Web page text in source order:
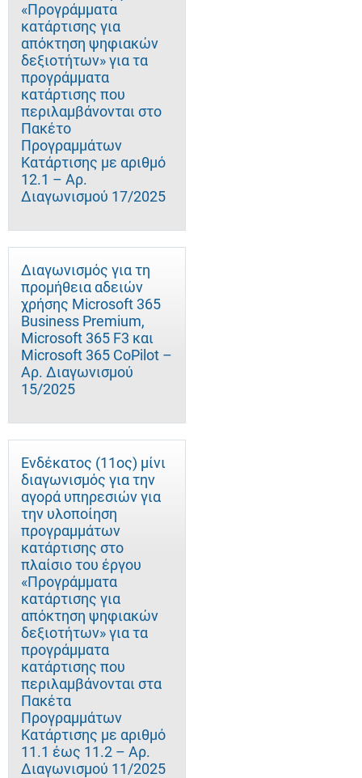
«Προγράμματα
κατάρτισης για
απόκτηση ψηφιακών
δεξιοτήτων» για τα
προγράμματα
κατάρτισης που
περιλαμβάνονται στο
Πακέτο
Προγραμμάτων
Κατάρτισης με αριθμό
12.1 – Αρ.
Διαγωνισμού 17/2025
Διαγωνισμός για τη
προμήθεια αδειών
χρήσης Microsoft 365
Business Premium,
Microsoft 365 F3 και
Microsoft 365 CoPilot –
Αρ. Διαγωνισμού
15/2025
Ενδέκατος (11ος) μίνι
διαγωνισμός για την
αγορά υπηρεσιών για
την υλοποίηση
προγραμμάτων
κατάρτισης στο
πλαίσιο του έργου
«Προγράμματα
κατάρτισης για
απόκτηση ψηφιακών
δεξιοτήτων» για τα
προγράμματα
κατάρτισης που
περιλαμβάνονται στα
Πακέτα
Προγραμμάτων
Κατάρτισης με αριθμό
11.1 έως 11.2 – Αρ.
Διαγωνισμού 11/2025